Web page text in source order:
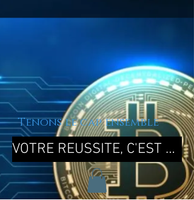
Tenons le cap ensemble
VOTRE REUSSITE, C'EST MA REUSSITE !